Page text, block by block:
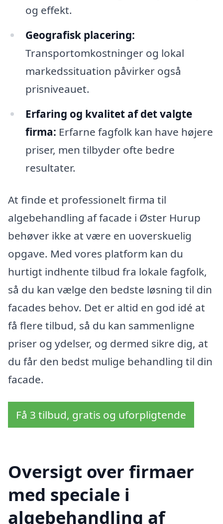
og effekt.
Geografisk placering:
Transportomkostninger og lokal
markedssituation påvirker også
prisniveauet.
Erfaring og kvalitet af det valgte
firma: Erfarne fagfolk kan have højere
priser, men tilbyder ofte bedre
resultater.
At finde et professionelt firma til
algebehandling af facade i Øster Hurup
behøver ikke at være en uoverskuelig
opgave. Med vores platform kan du
hurtigt indhente tilbud fra lokale fagfolk,
så du kan vælge den bedste løsning til din
facades behov. Det er altid en god idé at
få flere tilbud, så du kan sammenligne
priser og ydelser, og dermed sikre dig, at
du får den bedst mulige behandling til din
facade.
Få 3 tilbud, gratis og uforpligtende
Oversigt over firmaer
med speciale i
algebehandling af